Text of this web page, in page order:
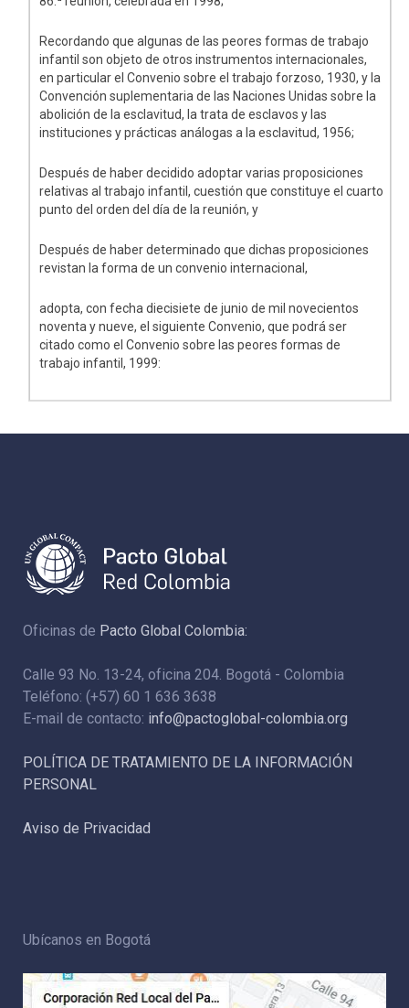
Recordando que algunas de las peores formas de trabajo
infantil son objeto de otros instrumentos internacionales,
en particular el Convenio sobre el trabajo forzoso, 1930, y la
Convención suplementaria de las Naciones Unidas sobre la
abolición de la esclavitud, la trata de esclavos y las
instituciones y prácticas análogas a la esclavitud, 1956;
Después de haber decidido adoptar varias proposiciones
relativas al trabajo infantil, cuestión que constituye el cuarto
punto del orden del día de la reunión, y
Después de haber determinado que dichas proposiciones
revistan la forma de un convenio internacional,
adopta, con fecha diecisiete de junio de mil novecientos
noventa y nueve, el siguiente Convenio, que podrá ser
citado como el Convenio sobre las peores formas de
trabajo infantil, 1999:
Oficinas de Pacto Global Colombia:
Calle 93 No. 13-24, oficina 204. Bogotá - Colombia
Teléfono: (+57) 60 1 636 3638
E-mail de contacto: info@pactoglobal-colombia.org
POLÍTICA DE TRATAMIENTO DE LA INFORMACIÓN
PERSONAL
Aviso de Privacidad
Ubícanos en Bogotá